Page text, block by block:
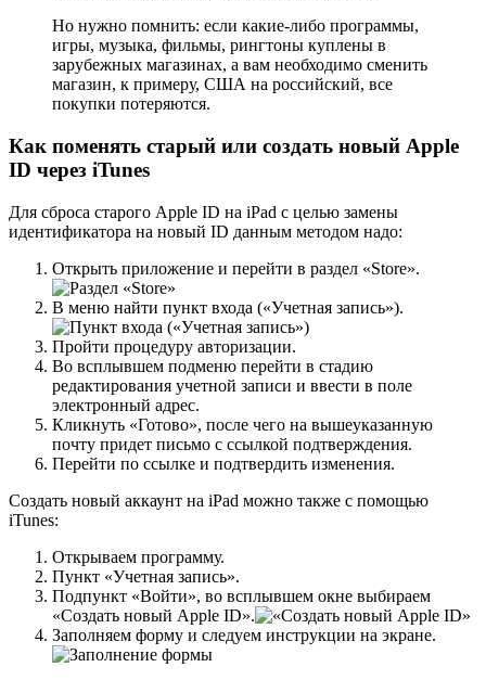
Но нужно помнить: если какие-либо программы,
игры, музыка, фильмы, рингтоны куплены в
зарубежных магазинах, а вам необходимо сменить
магазин, к примеру, США на российский, все
покупки потеряются.
Как поменять старый или создать новый Apple
ID через iTunes
Для сброса старого Apple ID на iPad c целью замены
идентификатора на новый ID данным методом надо:
Открыть приложение и перейти в раздел «Store».
В меню найти пункт входа («Учетная запись»).
Пройти процедуру авторизации.
Во всплывшем подменю перейти в стадию
редактирования учетной записи и ввести в поле
электронный адрес.
Кликнуть «Готово», после чего на вышеуказанную
почту придет письмо с ссылкой подтверждения.
Перейти по ссылке и подтвердить изменения.
Создать новый аккаунт на iPad можно также с помощью
iTunes:
Открываем программу.
Пункт «Учетная запись».
Подпункт «Войти», во всплывшем окне выбираем
«Создать новый Apple ID».
Заполняем форму и следуем инструкции на экране.